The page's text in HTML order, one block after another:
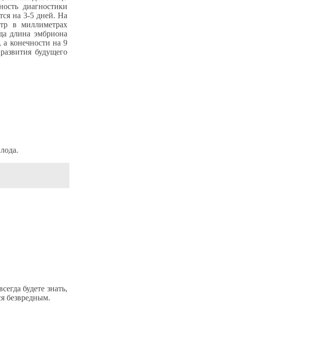
диагностики
на 3-5 дней. На
в миллиметрах
длина эмбриона
конечности на 9
будущего
будете знать,
безвредным.